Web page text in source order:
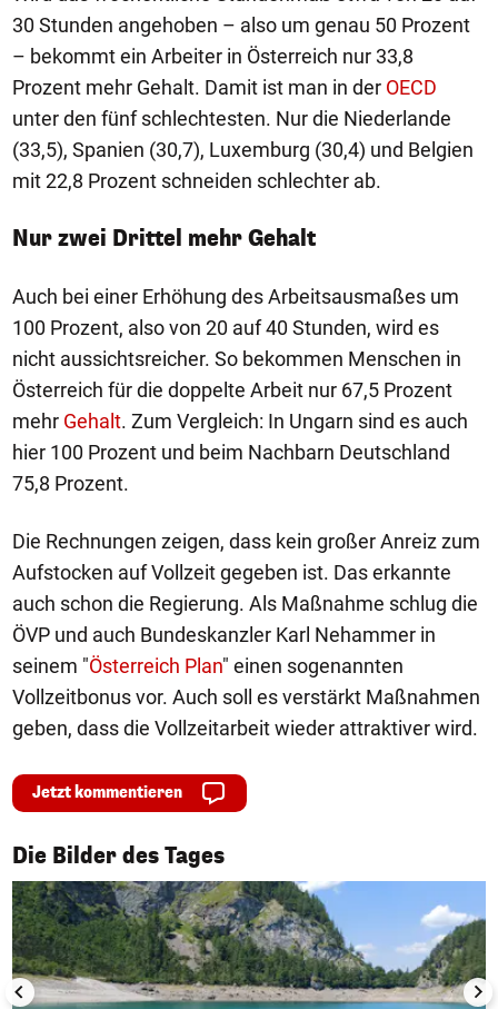
30 Stunden angehoben – also um genau 50 Prozent
– bekommt ein Arbeiter in Österreich nur 33,8
Prozent mehr Gehalt. Damit ist man in der OECD
unter den fünf schlechtesten. Nur die Niederlande
(33,5), Spanien (30,7), Luxemburg (30,4) und Belgien
mit 22,8 Prozent schneiden schlechter ab.
Nur zwei Drittel mehr Gehalt
Auch bei einer Erhöhung des Arbeitsausmaßes um
100 Prozent, also von 20 auf 40 Stunden, wird es
nicht aussichtsreicher. So bekommen Menschen in
Österreich für die doppelte Arbeit nur 67,5 Prozent
mehr Gehalt. Zum Vergleich: In Ungarn sind es auch
hier 100 Prozent und beim Nachbarn Deutschland
75,8 Prozent.
Die Rechnungen zeigen, dass kein großer Anreiz zum
Aufstocken auf Vollzeit gegeben ist. Das erkannte
auch schon die Regierung. Als Maßnahme schlug die
ÖVP und auch Bundeskanzler Karl Nehammer in
seinem "Österreich Plan" einen sogenannten
Vollzeitbonus vor. Auch soll es verstärkt Maßnahmen
geben, dass die Vollzeitarbeit wieder attraktiver wird.
Jetzt kommentieren
Die Bilder des Tages
1/50